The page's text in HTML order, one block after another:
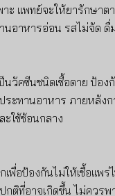
ะ แพทย์จะให้ยารักษา
นอาหารอ่อน รสไม่จัด
ป็นวัคซีนชนิดเชื้อตาย
ป้อง
ะทานอาหาร ภายหลัง
ะใช้ช้อนกลาง
เพื่อป้องกันไม่ให้เชื้อแ
กติที่อาจเกิดขึ้น ไม่ควร